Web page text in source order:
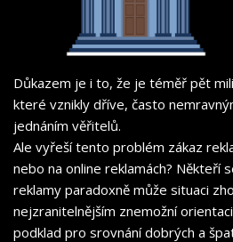
Důkazem je i to, že je téměř pět
které vznikly dříve, často
jednáním věřitelů.
Ale vyřeší tento problém zákaz
nebo na online reklamách? Někteří
reklamy paradoxně může situaci
nejzranitelnějším znemožní
podklad pro srovnání dobrých a